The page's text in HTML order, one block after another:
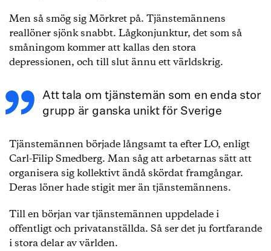
Men så smög sig Mörkret på. Tjänstemännens
reallöner sjönk snabbt. Lågkonjunktur, det som så
småningom kommer att kallas den stora
depressionen, och till slut ännu ett världskrig.
Att tala om tjänstemän som en enda stor
grupp är ganska unikt för Sverige
Tjänstemännen började långsamt ta efter LO, enligt
Carl-Filip Smedberg. Man såg att arbetarnas sätt att
organisera sig kollektivt ändå skördat framgångar.
Deras löner hade stigit mer än tjänstemännens.
Till en början var tjänstemännen uppdelade i
offentligt och privatanställda. Så ser det ju fortfarande
i stora delar av världen.